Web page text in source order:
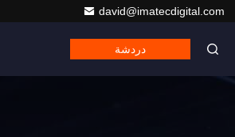
david@imatecdigital.com
دردشة